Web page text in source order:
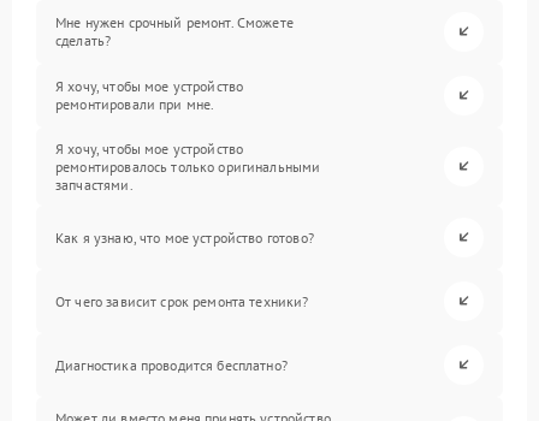
Мне нужен срочный ремонт. Сможете
сделать?
Я хочу, чтобы мое устройство
ремонтировали при мне.
Я хочу, чтобы мое устройство
ремонтировалось только оригинальными
запчастями.
Как я узнаю, что мое устройство готово?
От чего зависит срок ремонта техники?
Диагностика проводится бесплатно?